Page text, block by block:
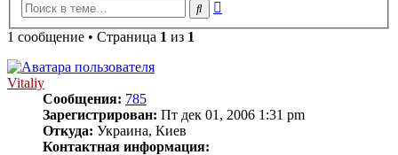
Поиск
1 сообщение • Страница 1 из 1
Vitaliy
Сообщения: 785
Зарегистрирован: Пт дек 01, 2006 1:31 pm
Откуда: Украина, Киев
Контактная информация: